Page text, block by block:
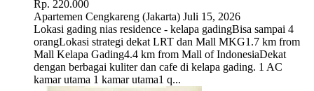
Rp. 220.000
Apartemen Cengkareng (Jakarta) Juli 15, 2026
Lokasi gading nias residence - kelapa gadingBisa sampai 4
orangLokasi strategi dekat LRT dan Mall MKG1.7 km from
Mall Kelapa Gading4.4 km from Mall of IndonesiaDekat
dengan berbagai kuliter dan cafe di kelapa gading. 1 AC
kamar utama 1 kamar utama1 q...